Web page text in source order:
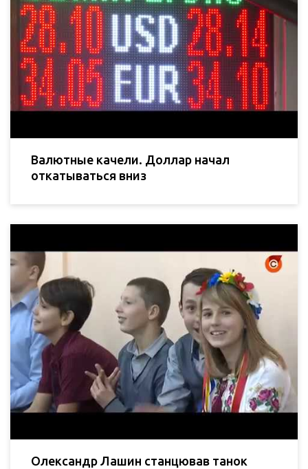
Валютные качели. Доллар начал
откатываться вниз
Олександр Лашин станцював танок